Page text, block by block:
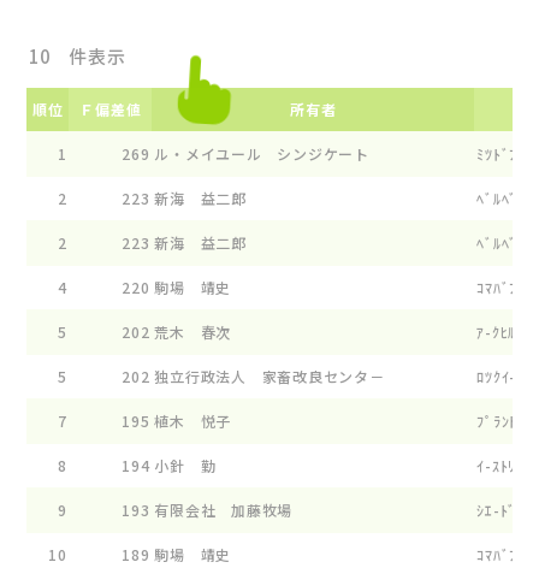
件表示
順位 Ｆ偏差値 所有者
1 269 ル・メイユール シンジケート ﾐﾂﾄﾞﾌｲ-
2 223 新海 益二郎 ﾍﾞﾙﾍﾞﾂ
2 223 新海 益二郎 ﾍﾞﾙﾍﾞﾂ
4 220 駒場 靖史 ｺﾏﾊﾞﾌｱ-
5 202 荒木 春次 ｱ-ｸﾋﾙ ﾌ
5 202 独立行政法人 家畜改良センタ－ ﾛﾂｸｲ-ｸﾞ
7 195 植木 悦子 ﾌﾟﾗﾝﾄﾂ
8 194 小針 勤 ｲ-ｽﾄﾘﾊﾞ
9 193 有限会社 加藤牧場 ｼｴ-ﾄﾞ ｸ
10 189 駒場 靖史 ｺﾏﾊﾞﾌｱ-